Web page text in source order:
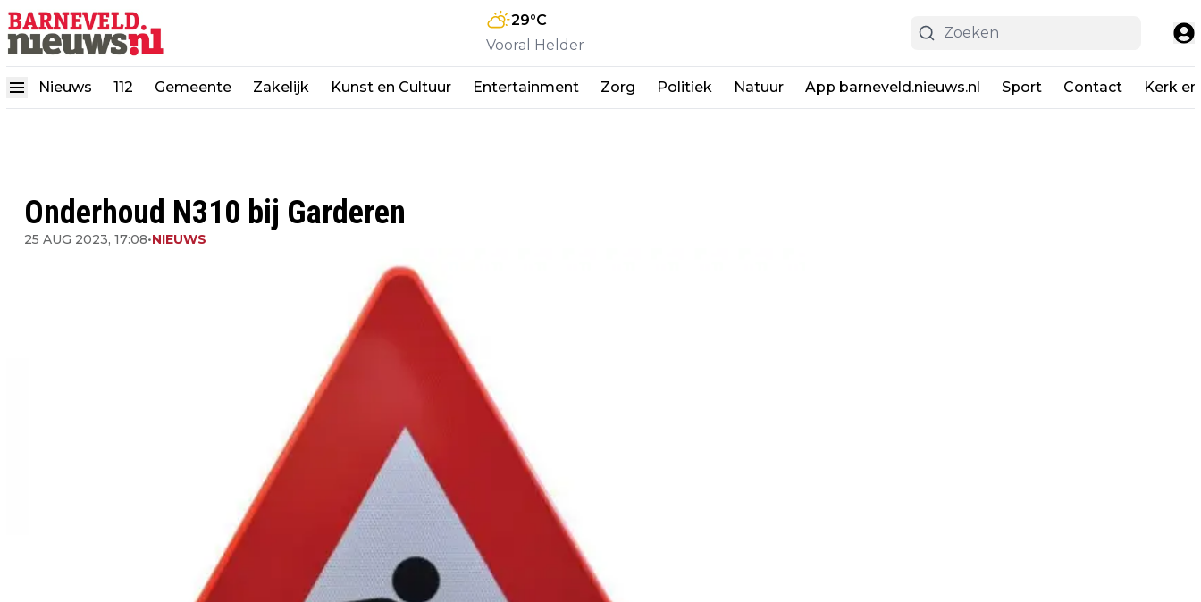
29°C
Vooral Helder
Nieuws 112 Gemeente Zakelijk Kunst en Cultuur Entertainment Zorg Politiek Natuur App barneveld.nieuws.nl Sport Contact Kerk
Onderhoud N310 bij Garderen
25 AUG 2023, 17:08•NIEUWS